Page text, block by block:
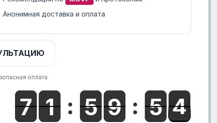
Анонимная доставка и оплата
оплата